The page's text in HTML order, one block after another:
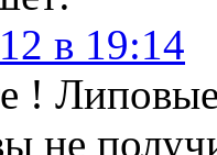
в 19:14
!
не